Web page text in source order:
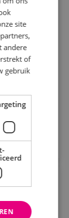
MBO
ben je
analyseren
site
andere
of
gebruik